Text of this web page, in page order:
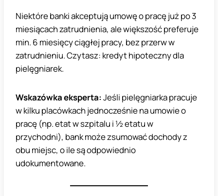
Niektóre banki akceptują umowę o pracę już po 3
miesiącach zatrudnienia, ale większość preferuje
min. 6 miesięcy ciągłej pracy, bez przerw w
zatrudnieniu. Czytasz: kredyt hipoteczny dla
pielęgniarek.
Wskazówka eksperta: Jeśli pielęgniarka pracuje
w kilku placówkach jednocześnie na umowie o
pracę (np. etat w szpitalu i ½ etatu w
przychodni), bank może zsumować dochody z
obu miejsc, o ile są odpowiednio
udokumentowane.